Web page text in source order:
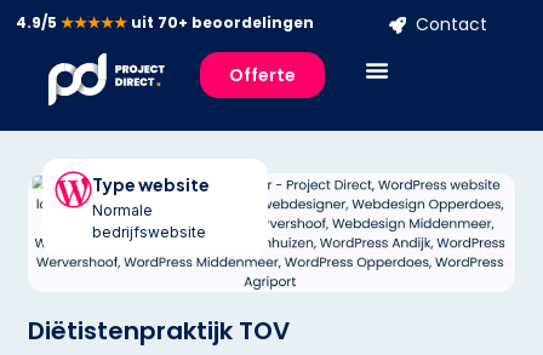
4.9/5 ★★★★★ uit 70+ beoordelingen Contact
Offerte
Type website
Normale
bedrijfswebsite
Diëtistenpraktijk TOV